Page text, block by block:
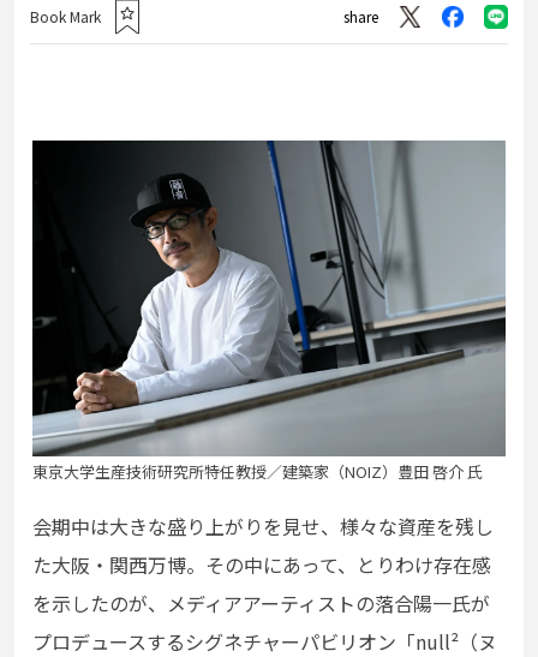
Book Mark share
東京大学生産技術研究所特任教授／建築家（NOIZ）豊田 啓介 氏
会期中は大きな盛り上がりを見せ、様々な資産を残し
た大阪・関西万博。その中にあって、とりわけ存在感
を示したのが、メディアアーティストの落合陽一氏が
プロデュースするシグネチャーパビリオン「null² （ヌ